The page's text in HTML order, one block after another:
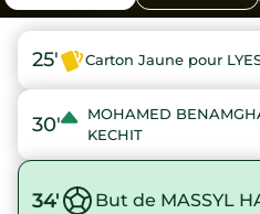
25' Carton Jaune pour
30'
MOHAMED
KECHIT
34' But de MASSYL